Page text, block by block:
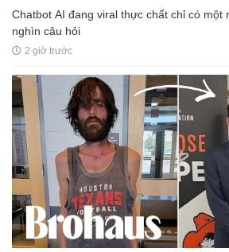
Chatbot AI đang viral thực chất chỉ có một
nghìn câu hỏi
2 giờ trước